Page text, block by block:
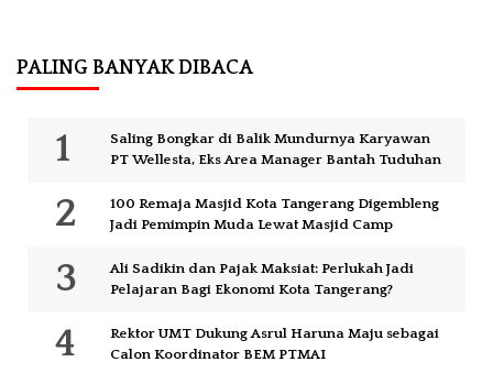
PALING BANYAK DIBACA
Saling Bongkar di Balik Mundurnya Karyawan
PT Wellesta, Eks Area Manager Bantah Tuduhan
100 Remaja Masjid Kota Tangerang Digembleng
Jadi Pemimpin Muda Lewat Masjid Camp
Ali Sadikin dan Pajak Maksiat: Perlukah Jadi
Pelajaran Bagi Ekonomi Kota Tangerang?
Rektor UMT Dukung Asrul Haruna Maju sebagai
Calon Koordinator BEM PTMAI